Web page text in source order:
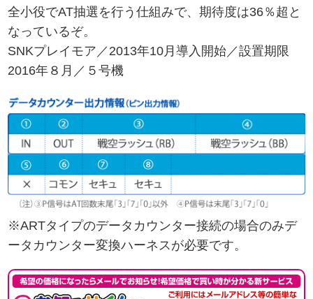
全小役でAT抽選を行う仕組みで、期待度は36％超と
なっているぞ。
SNKプレイモア／2013年10月導入開始／設置期限
2016年８月／５号機
※ARTタイプのデータカウンター接続の場合のみデ
ータカウンター変換ハーネスが必要です。